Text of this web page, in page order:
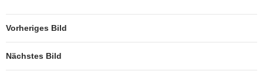
Vorheriges Bild
Nächstes Bild